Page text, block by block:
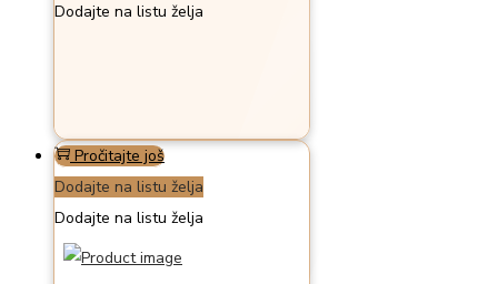
Dodajte na listu želja
Pročitajte još
Dodajte na listu želja
Dodajte na listu želja